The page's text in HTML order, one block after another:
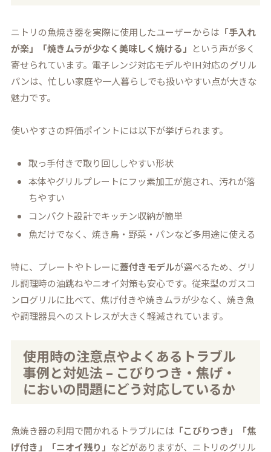
ニトリの魚焼き器を実際に使用したユーザーからは 「手入れ
が楽」「焼きムラが少なく美味しく焼ける」 という声が多く
寄せられています。電子レンジ対応モデルやIH対応のグリル
パンは、忙しい家庭や一人暮らしでも扱いやすい点が大きな
魅力です。
使いやすさの評価ポイントには以下が挙げられます。
取っ手付きで取り回ししやすい形状
本体やグリルプレートにフッ素加工が施され、汚れが落
ちやすい
コンパクト設計でキッチン収納が簡単
魚だけでなく、焼き鳥・野菜・パンなど多用途に使える
特に、プレートやトレーに蓋付きモデルが選べるため、グリ
ル調理時の油跳ねやニオイ対策も安心です。従来型のガスコ
ンログリルに比べて、焦げ付きや焼きムラが少なく、焼き魚
や調理器具へのストレスが大きく軽減されています。
使用時の注意点やよくあるトラブル
事例と対処法 – こびりつき・焦げ・
においの問題にどう対応しているか
魚焼き器の利用で聞かれるトラブルには 「こびりつき」「焦
げ付き」「ニオイ残り」 などがありますが、ニトリのグリル